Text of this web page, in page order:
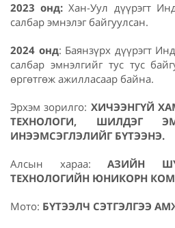
2023 онд: Хан-Уул дүүрэгт
салбар эмнэлэг байгуулсан.
2024 онд: Баянзүрх дүүрэгт
салбар эмнэлгийг тус тус
өргөтгөж ажилласаар байна.
Эрхэм зорилго: ХИЧЭЭНГҮЙ
ТЕХНОЛОГИ, ШИЛДЭГ
ИНЭЭМСЭГЛЭЛИЙГ БҮТЭЭНЭ.
Алсын хараа: АЗИЙН
ТЕХНОЛОГИЙН ЮНИКОРН
Мото: БҮТЭЭЛЧ СЭТГЭЛГЭЭ